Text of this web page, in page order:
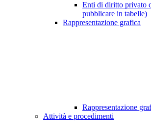
Enti di diritto privato
pubblicare in tabelle)
Rappresentazione grafica
Rappresentazione
Attività e procedimenti